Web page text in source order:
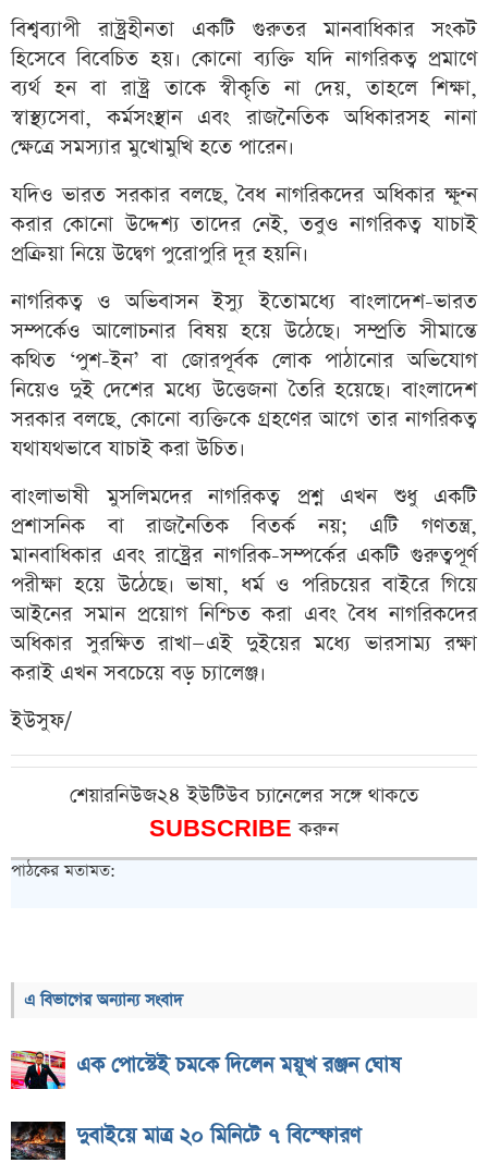
বিশ্বব্যাপী রাষ্ট্রহীনতা একটি গুরুতর মানবাধিকার সংকট
হিসেবে বিবেচিত হয়। কোনো ব্যক্তি যদি নাগরিকত্ব প্রমাণে
ব্যর্থ হন বা রাষ্ট্র তাকে স্বীকৃতি না দেয়, তাহলে শিক্ষা,
স্বাস্থ্যসেবা, কর্মসংস্থান এবং রাজনৈতিক অধিকারসহ নানা
ক্ষেত্রে সমস্যার মুখোমুখি হতে পারেন।
যদিও ভারত সরকার বলছে, বৈধ নাগরিকদের অধিকার ক্ষুণ্ন
করার কোনো উদ্দেশ্য তাদের নেই, তবুও নাগরিকত্ব যাচাই
প্রক্রিয়া নিয়ে উদ্বেগ পুরোপুরি দূর হয়নি।
নাগরিকত্ব ও অভিবাসন ইস্যু ইতোমধ্যে বাংলাদেশ-ভারত
সম্পর্কেও আলোচনার বিষয় হয়ে উঠেছে। সম্প্রতি সীমান্তে
কথিত ‘পুশ-ইন’ বা জোরপূর্বক লোক পাঠানোর অভিযোগ
নিয়েও দুই দেশের মধ্যে উত্তেজনা তৈরি হয়েছে। বাংলাদেশ
সরকার বলছে, কোনো ব্যক্তিকে গ্রহণের আগে তার নাগরিকত্ব
যথাযথভাবে যাচাই করা উচিত।
বাংলাভাষী মুসলিমদের নাগরিকত্ব প্রশ্ন এখন শুধু একটি
প্রশাসনিক বা রাজনৈতিক বিতর্ক নয়; এটি গণতন্ত্র,
মানবাধিকার এবং রাষ্ট্রের নাগরিক-সম্পর্কের একটি গুরুত্বপূর্ণ
পরীক্ষা হয়ে উঠেছে। ভাষা, ধর্ম ও পরিচয়ের বাইরে গিয়ে
আইনের সমান প্রয়োগ নিশ্চিত করা এবং বৈধ নাগরিকদের
অধিকার সুরক্ষিত রাখা—এই দুইয়ের মধ্যে ভারসাম্য রক্ষা
করাই এখন সবচেয়ে বড় চ্যালেঞ্জ।
ইউসুফ/
শেয়ারনিউজ২৪ ইউটিউব চ্যানেলের সঙ্গে থাকতে
SUBSCRIBEকরুন
পাঠকের মতামত:
এ বিভাগের অন্যান্য সংবাদ
এক পোস্টেই চমকে দিলেন ময়ূখ রঞ্জন ঘোষ
দুবাইয়ে মাত্র ২০ মিনিটে ৭ বিস্ফোরণ